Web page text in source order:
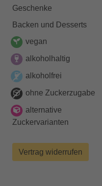
Geschenke
Backen und Desserts
vegan
alkoholhaltig
alkoholfrei
ohne Zuckerzugabe
alternative
Zuckervarianten
Vertrag widerrufen